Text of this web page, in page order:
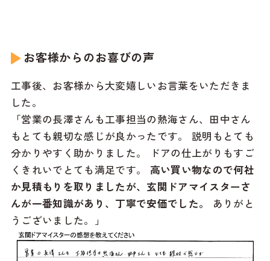
お客様からのお喜びの声
工事後、お客様から大変嬉しいお言葉をいただきま
した。
「営業の長澤さんも工事担当の熱海さん、田中さん
もとても親切な感じが良かったです。 説明もとても
分かりやすく助かりました。 ドアの仕上がりもすご
くきれいでとても満足です。 高い買い物なので何社
か見積もりを取りましたが、玄関ドアマイスターさ
んが一番知識があり、丁寧で安価でした。
ありがと
うございました。」